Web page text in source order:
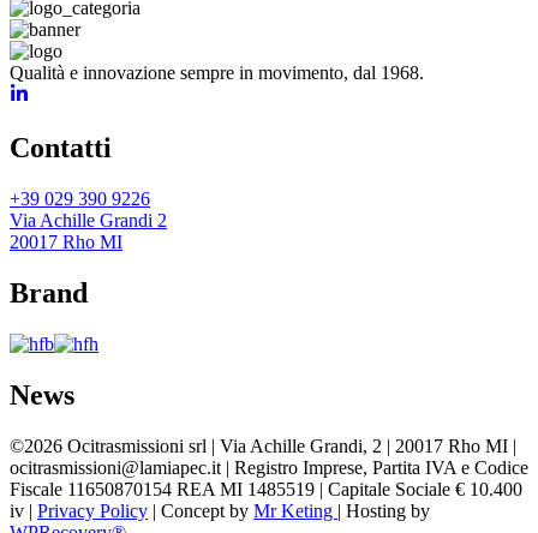
Qualità e innovazione sempre in movimento, dal 1968.
Contatti
+39 029 390 9226
Via Achille Grandi 2
20017 Rho MI
Brand
News
©2026 Ocitrasmissioni srl | Via Achille Grandi, 2 | 20017 Rho MI |
ocitrasmissioni@lamiapec.it | Registro Imprese, Partita IVA e Codice
Fiscale 11650870154 REA MI 1485519 | Capitale Sociale € 10.400
iv | Privacy Policy | Concept by Mr Keting | Hosting by